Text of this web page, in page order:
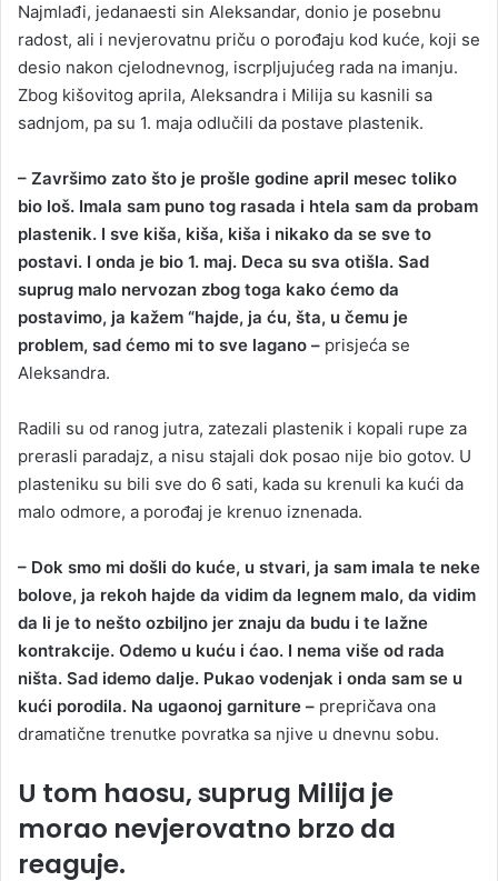
Najmlađi, jedanaesti sin Aleksandar, donio je posebnu
radost, ali i nevjerovatnu priču o porođaju kod kuće, koji se
desio nakon cjelodnevnog, iscrpljujućeg rada na imanju.
Zbog kišovitog aprila, Aleksandra i Milija su kasnili sa
sadnjom, pa su 1. maja odlučili da postave plastenik.
– Završimo zato što je prošle godine april mesec toliko
bio loš. Imala sam puno tog rasada i htela sam da probam
plastenik. I sve kiša, kiša, kiša i nikako da se sve to
postavi. I onda je bio 1. maj. Deca su sva otišla. Sad
suprug malo nervozan zbog toga kako ćemo da
postavimo, ja kažem “hajde, ja ću, šta, u čemu je
problem, sad ćemo mi to sve lagano – prisjeća se
Aleksandra.
Radili su od ranog jutra, zatezali plastenik i kopali rupe za
prerasli paradajz, a nisu stajali dok posao nije bio gotov. U
plasteniku su bili sve do 6 sati, kada su krenuli ka kući da
malo odmore, a porođaj je krenuo iznenada.
– Dok smo mi došli do kuće, u stvari, ja sam imala te neke
bolove, ja rekoh hajde da vidim da legnem malo, da vidim
da li je to nešto ozbiljno jer znaju da budu i te lažne
kontrakcije. Odemo u kuću i ćao. I nema više od rada
ništa. Sad idemo dalje. Pukao vodenjak i onda sam se u
kući porodila. Na ugaonoj garniture – prepričava ona
dramatične trenutke povratka sa njive u dnevnu sobu.
U tom haosu, suprug Milija je
morao nevjerovatno brzo da
reaguje.